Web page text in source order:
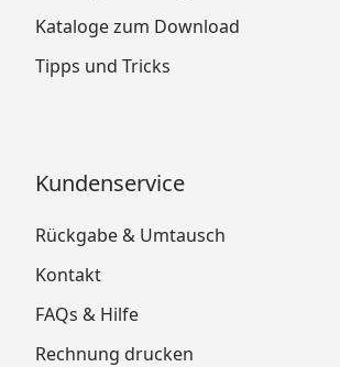
Kataloge zum Download
Tipps und Tricks
Kundenservice
Rückgabe & Umtausch
Kontakt
FAQs & Hilfe
Rechnung drucken